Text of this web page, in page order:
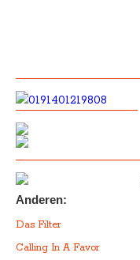
Anderen:
Das Filter
Calling In A Favor